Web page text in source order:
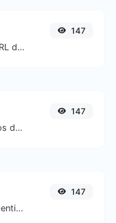
Decodifique a entrada de URL de volta para texto normal.
147
Converta facilmente arquivos de imagem ICO para WEBP.
147
Gere facilmente UUID v4 (identificador universalmente único) com a ajuda da nossa ferramenta.
147